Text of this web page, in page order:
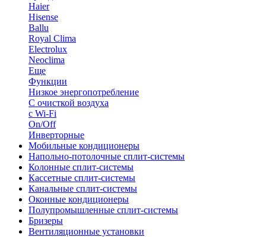
Haier
Hisense
Ballu
Royal Clima
Electrolux
Neoclima
Еще
Функции
Низкое энергопотребление
С очисткой воздуха
с Wi-Fi
On/Off
Инверторные
Мобильные кондиционеры
Напольно-потолоч​ные ​сплит-системы
Колонные ​​сплит-системы
Кассетные сплит-системы
Канальные сплит-системы
Оконные кондиционеры
Полупромышленные сплит-системы
Бризеры
Вентиляционные установки